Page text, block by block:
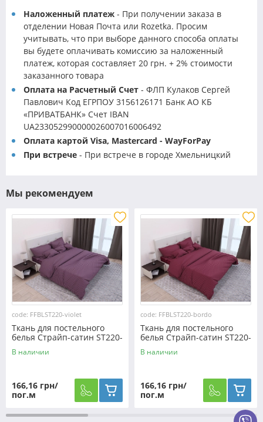
Наложенный платеж - При получении заказа в
отделении Новая Почта или Rozetka. Просим
учитывать, что при выборе данного способа оплаты
вы будете оплачивать комиссию за наложенный
платеж, которая составляет 20 грн. + 2% стоимости
заказанного товара
Оплата на Расчетный Счет - ФЛП Кулаков Сергей
Павлович Код ЕГРПОУ 3156126171 Банк АО КБ
«ПРИВАТБАНК» Счет IBAN
UA233052990000026007016006492
Оплата картой Visa, Mastercard - WayForPay
При встрече - При встрече в городе Хмельницкий
Мы рекомендуем
code: FFBLST220-violet
Ткань для постельного
белья Страйп-сатин ST220-
violet (60м)
В наличии
166,16 грн/
пог.м
code: FFBLST220-bordo
Ткань для постельного
белья Страйп-сатин ST220-
bordo (60м)
В наличии
166,16 грн/
пог.м